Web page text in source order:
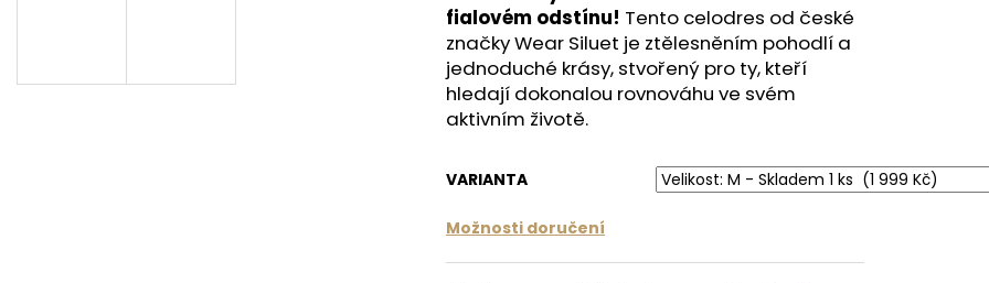
fialovém odstínu! Tento celodres od české
značky Wear Siluet je ztělesněním pohodlí a
jednoduché krásy, stvořený pro ty, kteří
hledají dokonalou rovnováhu ve svém
aktivním životě.
VARIANTA
Možnosti doručení
1 699 Kč